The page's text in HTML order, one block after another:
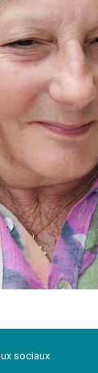
sociaux